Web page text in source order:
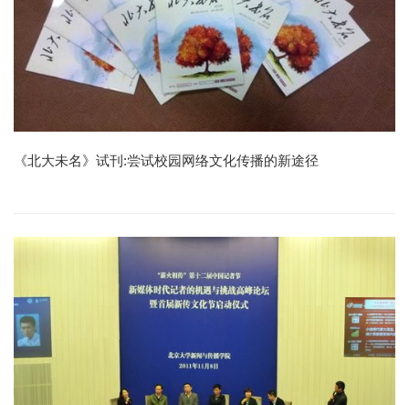
《北大未名》试刊:尝试校园网络文化传播的新途径